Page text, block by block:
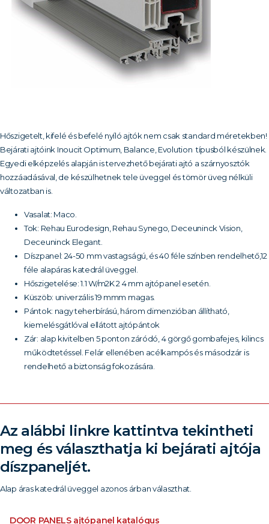
Hőszigetelt, kifelé és befelé nyíló ajtók nem csak standard méretekben!
Bejárati ajtóink Inoucit Optimum, Balance, Evolution típusból készülnek.
Egyedi elképzelés alapján is tervezhető bejárati ajtó a szárnyosztók
hozzáadásával, de készülhetnek tele üveggel és tömör üveg nélküli
változatban is.
Vasalat: Maco.
Tok: Rehau Eurodesign, Rehau Synego, Deceuninck Vision,
Deceuninck Elegant.
Díszpanel: 24-50 mm vastagságú, és 40 féle színben rendelhető,12
féle alapáras katedrál üveggel.
Hőszigetelése: 1.1 W∕m2K 2 4 mm ajtópanel esetén.
Küszöb: univerzális 19 mmm magas.
Pántok: nagy teherbírású, három dimenzióban állítható,
kiemelésgátlóval ellátott ajtópántok
Zár: alap kivitelben 5 ponton záródó, 4 görgő gombafejes, kilincs
működtetéssel. Felár ellenében acélkampós és másodzár is
rendelhető a biztonság fokozására.
Az alábbi linkre kattintva tekintheti
meg és választhatja ki bejárati ajtója
díszpaneljét.
Alap áras katedrál üveggel azonos árban választhat.
DOOR PANELS ajtópanel katalógus